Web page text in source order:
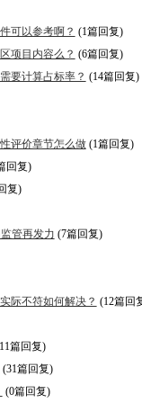
可以参考啊？ (1篇回复)
项目内容么？ (6篇回复)
要计算占标率？ (14篇回复)
评价章节怎么做(1篇回复)
回复)
复)
管再发力 (7篇回复)
际不符如何解决？ (12篇回
篇回复)
(31篇回复)
(0篇回复)